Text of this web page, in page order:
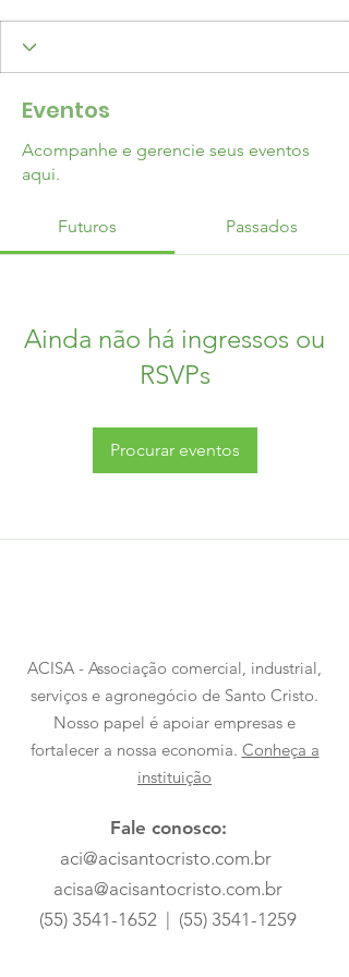
Eventos
Acompanhe e gerencie seus eventos
aqui.
Futuros Passados
Ainda não há ingressos ou
RSVPs
Procurar eventos
ACISA - Associação comercial, industrial,
serviços e agronegócio de Santo Cristo.
Nosso papel é apoiar empresas e
fortalecer a nossa economia. Conheça a
instituição
Fale conosco:
aci@acisantocristo.com.br
acisa@acisantocristo.com.br
(55) 3541-1652
(55) 3541-1259